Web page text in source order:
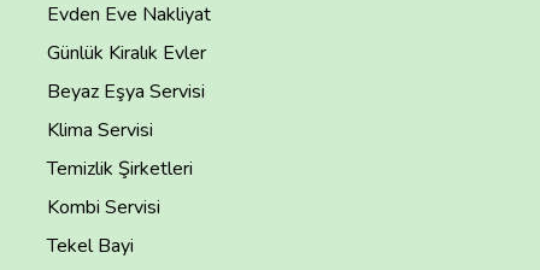
Evden Eve Nakliyat
Günlük Kiralık Evler
Beyaz Eşya Servisi
Klima Servisi
Temizlik Şirketleri
Kombi Servisi
Tekel Bayi